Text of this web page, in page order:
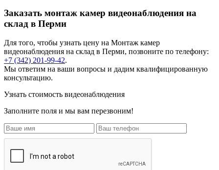
Заказать монтаж камер видеонаблюдения на
склад в Перми
Для того, чтобы узнать цену на Монтаж камер
видеонаблюдения на склад в Перми, позвоните по телефону:
+7 (342) 201-99-42.
Мы ответим на ваши вопросы и дадим квалифицированную
консультацию.
Узнать стоимость видеонаблюдения
Заполните поля и мы вам перезвоним!